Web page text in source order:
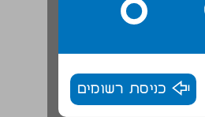
כניסת רשומים